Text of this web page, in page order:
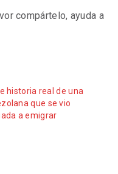
compártelo, ayuda a
historia real de una
que se vio
a emigrar